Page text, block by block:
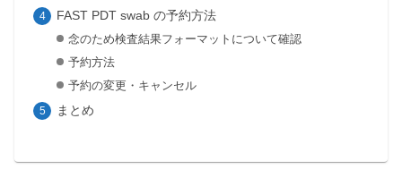
FAST PDT swab の予約方法
念のため検査結果フォーマットについて確認
予約方法
予約の変更・キャンセル
まとめ